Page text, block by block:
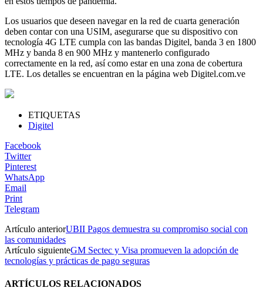
Los usuarios que deseen navegar en la red de cuarta generación
deben contar con una USIM, asegurarse que su dispositivo con
tecnología 4G LTE cumpla con las bandas Digitel, banda 3 en 1800
MHz y banda 8 en 900 MHz y mantenerlo configurado
correctamente en la red, así como estar en una zona de cobertura
LTE. Los detalles se encuentran en la página web Digitel.com.ve
ETIQUETAS
Digitel
Facebook
Twitter
Pinterest
WhatsApp
Email
Print
Telegram
Artículo anteriorUBII Pagos demuestra su compromiso social con
las comunidades
Artículo siguienteGM Sectec y Visa promueven la adopción de
tecnologías y prácticas de pago seguras
ARTÍCULOS RELACIONADOS